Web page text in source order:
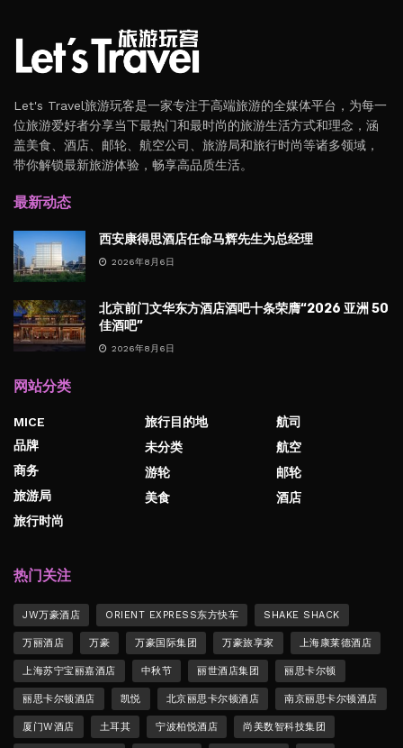
Let's Travel旅游玩客是一家专注于高端旅游的全媒体平台，为每一
位旅游爱好者分享当下最热门和最时尚的旅游生活方式和理念，涵
盖美食、酒店、邮轮、航空公司、旅游局和旅行时尚等诸多领域，
带你解锁最新旅游体验，畅享高品质生活。
最新动态
西安康得思酒店任命马辉先生为总经理
2026年8月6日
北京前门文华东方酒店酒吧十条荣膺“2026 亚洲 50
佳酒吧”
2026年8月6日
网站分类
MICE
品牌
商务
旅游局
旅行时尚
旅行目的地
未分类
游轮
美食
航司
航空
邮轮
酒店
热门关注
JW万豪酒店 ORIENT EXPRESS东方快车 SHAKE SHACK
万丽酒店 万豪 万豪国际集团 万豪旅享家 上海康莱德酒店
上海苏宁宝丽嘉酒店 中秋节 丽世酒店集团 丽思卡尔顿
丽思卡尔顿酒店 凯悦 北京丽思卡尔顿酒店 南京丽思卡尔顿酒店
厦门W酒店 土耳其 宁波柏悦酒店 尚美数智科技集团